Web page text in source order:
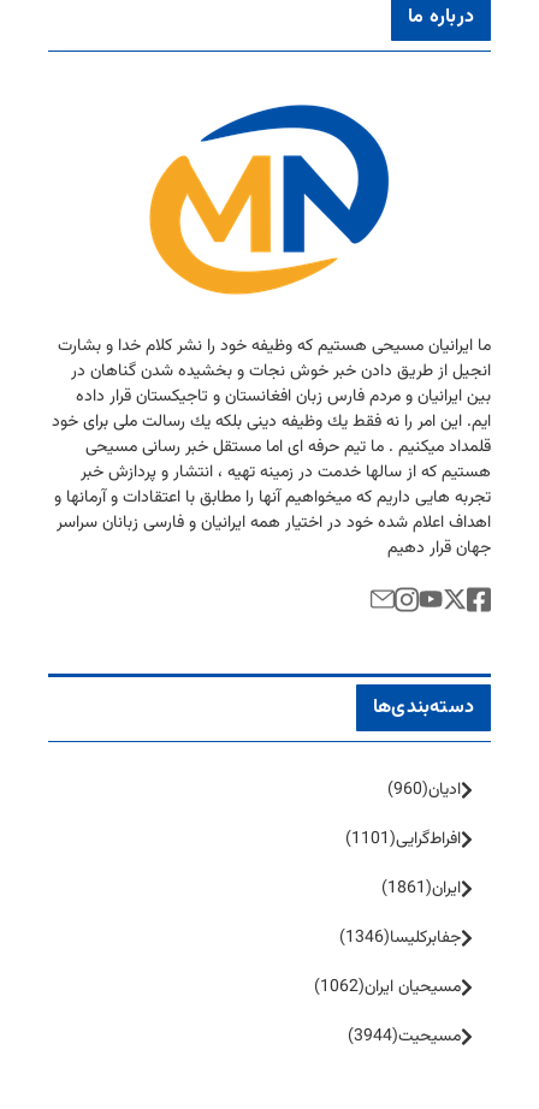
درباره ما
ما ایرانیان مسیحی هستیم كه وظیفه خود را نشر كلام خدا و بشارت
انجیل از طریق دادن خبر خوش نجات و بخشیده شدن گناهان در
بین ایرانیان و مردم فارس زبان افغانستان و تاجیكستان قرار داده
ایم. این امر را نه فقط یك وظیفه دینی بلكه یك رسالت ملی برای خود
قلمداد میكنیم . ما تیم حرفه ای اما مستقل خبر رسانی مسیحی
هستیم كه از سالها خدمت در زمینه تهیه ، انتشار و پردازش خبر
تجربه هایی داریم كه میخواهیم آنها را مطابق با اعتقادات و آرمانها و
اهداف اعلام شده خود در اختیار همه ایرانیان و فارسی زبانان سراسر
جهان قرار دهیم
دسته‌بندی‌ها
ادیان(960)
افراط‌گرایی(1101)
ایران(1861)
جفا‌بر‌کلیسا(1346)
مسیحیان ایران(1062)
مسیحیت(3944)